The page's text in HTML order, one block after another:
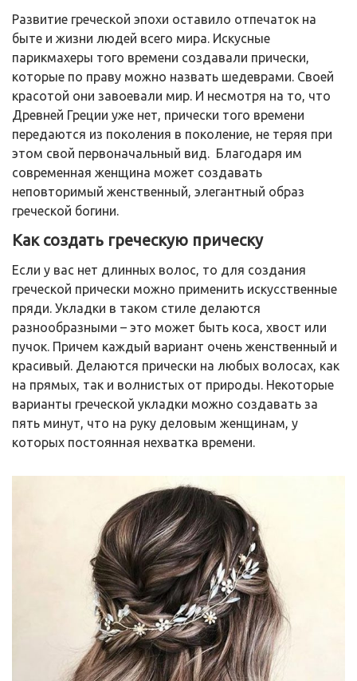
Развитие греческой эпохи оставило отпечаток на
быте и жизни людей всего мира. Искусные
парикмахеры того времени создавали прически,
которые по праву можно назвать шедеврами. Своей
красотой они завоевали мир. И несмотря на то, что
Древней Греции уже нет, прически того времени
передаются из поколения в поколение, не теряя при
этом свой первоначальный вид. Благодаря им
современная женщина может создавать
неповторимый женственный, элегантный образ
греческой богини.
Как создать греческую прическу
Если у вас нет длинных волос, то для создания
греческой прически можно применить искусственные
пряди. Укладки в таком стиле делаются
разнообразными – это может быть коса, хвост или
пучок. Причем каждый вариант очень женственный и
красивый. Делаются прически на любых волосах, как
на прямых, так и волнистых от природы. Некоторые
варианты греческой укладки можно создавать за
пять минут, что на руку деловым женщинам, у
которых постоянная нехватка времени.